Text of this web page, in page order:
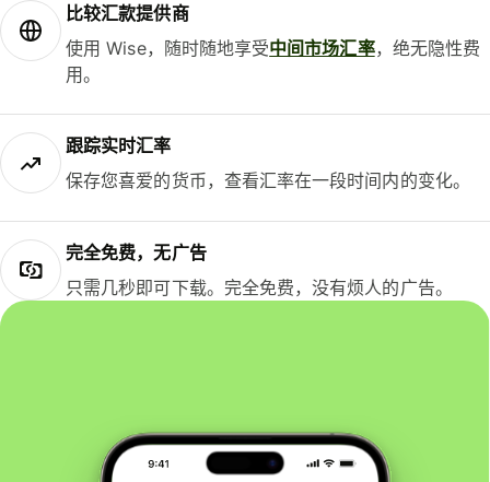
比较汇款提供商
使用 Wise，随时随地享受中间市场汇率，绝无隐性费
用。
跟踪实时汇率
保存您喜爱的货币，查看汇率在一段时间内的变化。
完全免费，无广告
只需几秒即可下载。完全免费，没有烦人的广告。